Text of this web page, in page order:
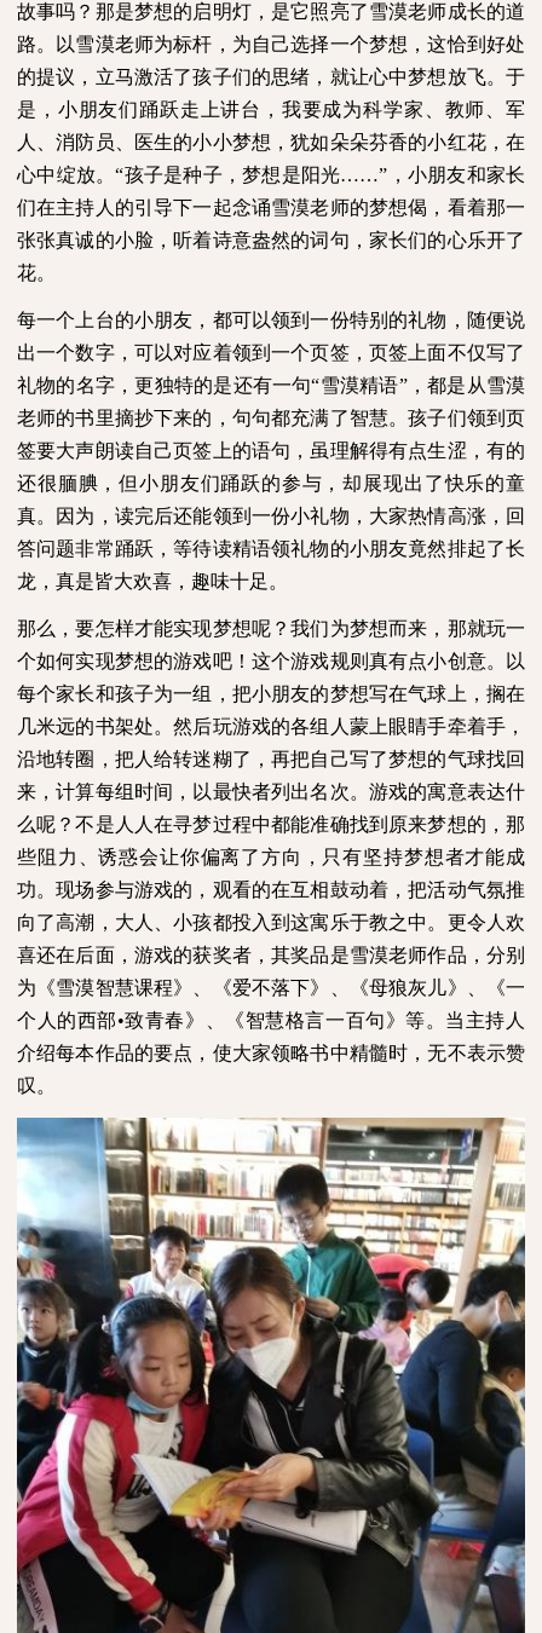
故事吗？那是梦想的启明灯，是它照亮了雪漠老师成长的道
路。以雪漠老师为标杆，为自己选择一个梦想，这恰到好处
的提议，立马激活了孩子们的思绪，就让心中梦想放飞。于
是，小朋友们踊跃走上讲台，我要成为科学家、教师、军
人、消防员、医生的小小梦想，犹如朵朵芬香的小红花，在
心中绽放。“孩子是种子，梦想是阳光……”，小朋友和家长
们在主持人的引导下一起念诵雪漠老师的梦想偈，看着那一
张张真诚的小脸，听着诗意盎然的词句，家长们的心乐开了
花。
每一个上台的小朋友，都可以领到一份特别的礼物，随便说
出一个数字，可以对应着领到一个页签，页签上面不仅写了
礼物的名字，更独特的是还有一句“雪漠精语”，都是从雪漠
老师的书里摘抄下来的，句句都充满了智慧。孩子们领到页
签要大声朗读自己页签上的语句，虽理解得有点生涩，有的
还很腼腆，但小朋友们踊跃的参与，却展现出了快乐的童
真。因为，读完后还能领到一份小礼物，大家热情高涨，回
答问题非常踊跃，等待读精语领礼物的小朋友竟然排起了长
龙，真是皆大欢喜，趣味十足。
那么，要怎样才能实现梦想呢？我们为梦想而来，那就玩一
个如何实现梦想的游戏吧！这个游戏规则真有点小创意。以
每个家长和孩子为一组，把小朋友的梦想写在气球上，搁在
几米远的书架处。然后玩游戏的各组人蒙上眼睛手牵着手，
沿地转圈，把人给转迷糊了，再把自己写了梦想的气球找回
来，计算每组时间，以最快者列出名次。游戏的寓意表达什
么呢？不是人人在寻梦过程中都能准确找到原来梦想的，那
些阻力、诱惑会让你偏离了方向，只有坚持梦想者才能成
功。现场参与游戏的，观看的在互相鼓动着，把活动气氛推
向了高潮，大人、小孩都投入到这寓乐于教之中。更令人欢
喜还在后面，游戏的获奖者，其奖品是雪漠老师作品，分别
为《雪漠智慧课程》、《爱不落下》、《母狼灰儿》、《一
个人的西部•致青春》、《智慧格言一百句》等。当主持人
介绍每本作品的要点，使大家领略书中精髓时，无不表示赞
叹。